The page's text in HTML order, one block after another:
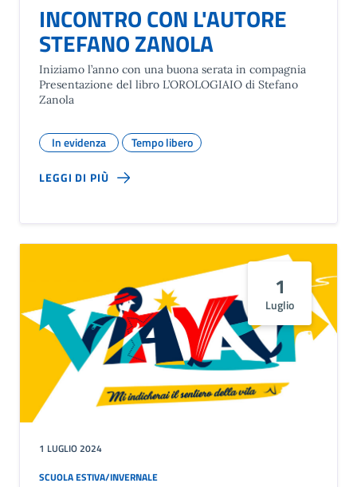
INCONTRO CON L'AUTORE
STEFANO ZANOLA
Iniziamo l’anno con una buona serata in compagnia
Presentazione del libro L’OROLOGIAIO di Stefano
Zanola
In evidenza Tempo libero
LEGGI DI PIÙ
1
Luglio
1 LUGLIO 2024
SCUOLA ESTIVA/INVERNALE